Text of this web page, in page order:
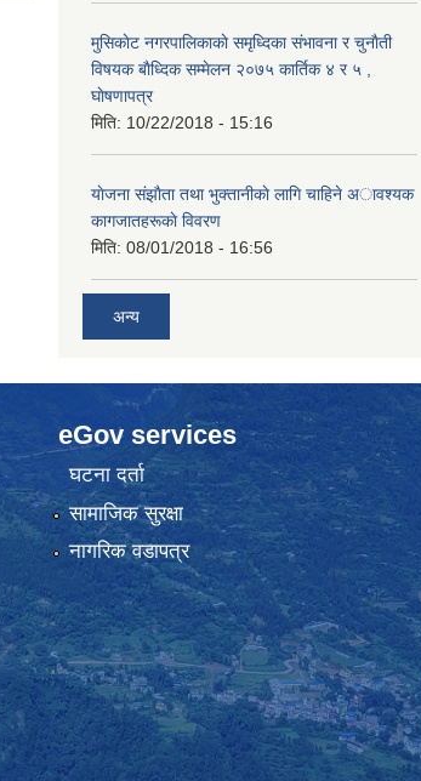
मुसिकाेट नगरपालिकाकाे समृध्दिका संभावना र चुनाैती
विषयक बाैध्दिक सम्मेलन २०७५ कार्तिक ४ र ५ ,
घाेषणापत्र
मिति: 10/22/2018 - 15:16
याेजना संझाैता तथा भुक्तानीकाे लागि चाहिने अावश्यक
कागजातहरूकाे विवरण
मिति: 08/01/2018 - 16:56
अन्य
eGov services
घटना दर्ता
सामाजिक सुरक्षा
नागरिक वडापत्र